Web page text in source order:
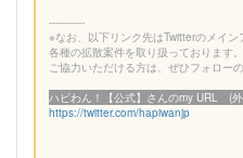
-----------
※なお、以下リンク先はTwitterのメイン
各種の拡散案件を取り扱っております。
ご協力いただける方は、ぜひフォロー
ハピわん！【公式】さんのmy URL (
https://twitter.com/hapiwanjp